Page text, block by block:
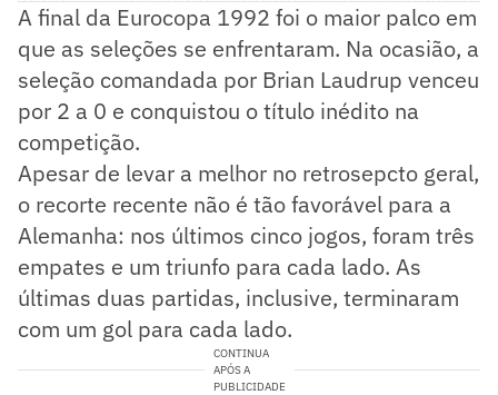
A final da Eurocopa 1992 foi o maior palco em
que as seleções se enfrentaram. Na ocasião, a
seleção comandada por Brian Laudrup venceu
por 2 a 0 e conquistou o título inédito na
competição.
Apesar de levar a melhor no retrosepcto geral,
o recorte recente não é tão favorável para a
Alemanha: nos últimos cinco jogos, foram três
empates e um triunfo para cada lado. As
últimas duas partidas, inclusive, terminaram
com um gol para cada lado.
CONTINUA
APÓS A
PUBLICIDADE